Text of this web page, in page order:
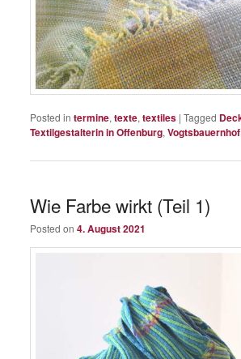
Posted in termine, texte, textiles | Tagged
Textilgestalterin in Offenburg, Vogtsbauernhof
Wie Farbe wirkt (Teil 1)
Posted on 4. August 2021